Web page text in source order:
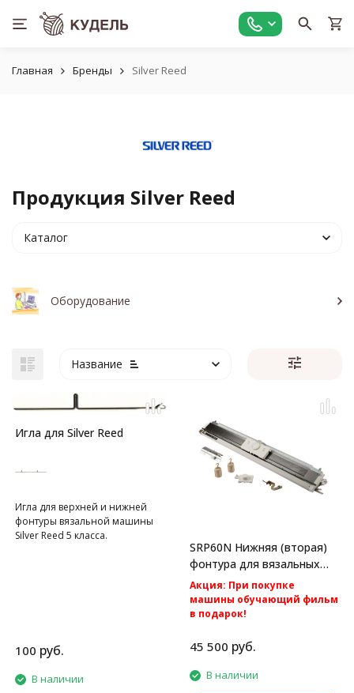
Главная Бренды Silver Reed
Продукция Silver Reed
Каталог
Оборудование
Название
Игла для Silver Reed
Игла для верхней и нижней
фонтуры вязальной машины
Silver Reed 5 класса.
100 руб.
В наличии
SRP60N Нижняя (вторая)
фонтура для вязальных
машин Silver Reed
Акция: При покупке
машины обучающий фильм
в подарок!
доставка по России.
Вторая фонтура к вязальным
машинам 5 класса Silver Reed
SK280 и Silver Reed SK840.
45 500 руб.
В наличии